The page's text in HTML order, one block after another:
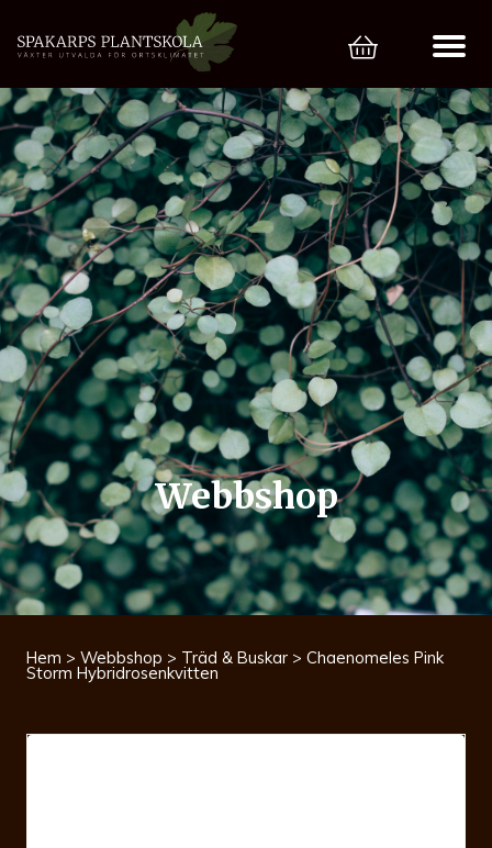
Webbshop
Hem > Webbshop > Träd & Buskar > Chaenomeles Pink
Storm Hybridrosenkvitten